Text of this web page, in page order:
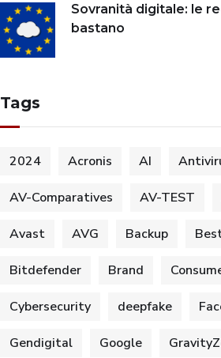
Sovranità digitale: le
bastano
Tags
2024 Acronis AI
AV-Comparatives AV-TEST
Avast AVG Backup
Bitdefender Brand
Cybersecurity deepfake
Gendigital Google